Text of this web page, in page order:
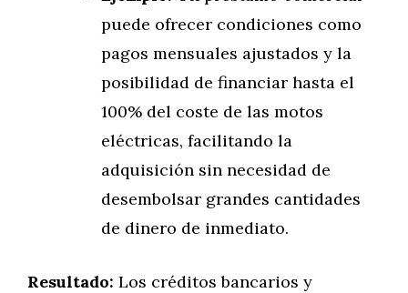
puede ofrecer condiciones como
pagos mensuales ajustados y la
posibilidad de financiar hasta el
100% del coste de las motos
eléctricas, facilitando la
adquisición sin necesidad de
desembolsar grandes cantidades
de dinero de inmediato.
Resultado: Los créditos bancarios y